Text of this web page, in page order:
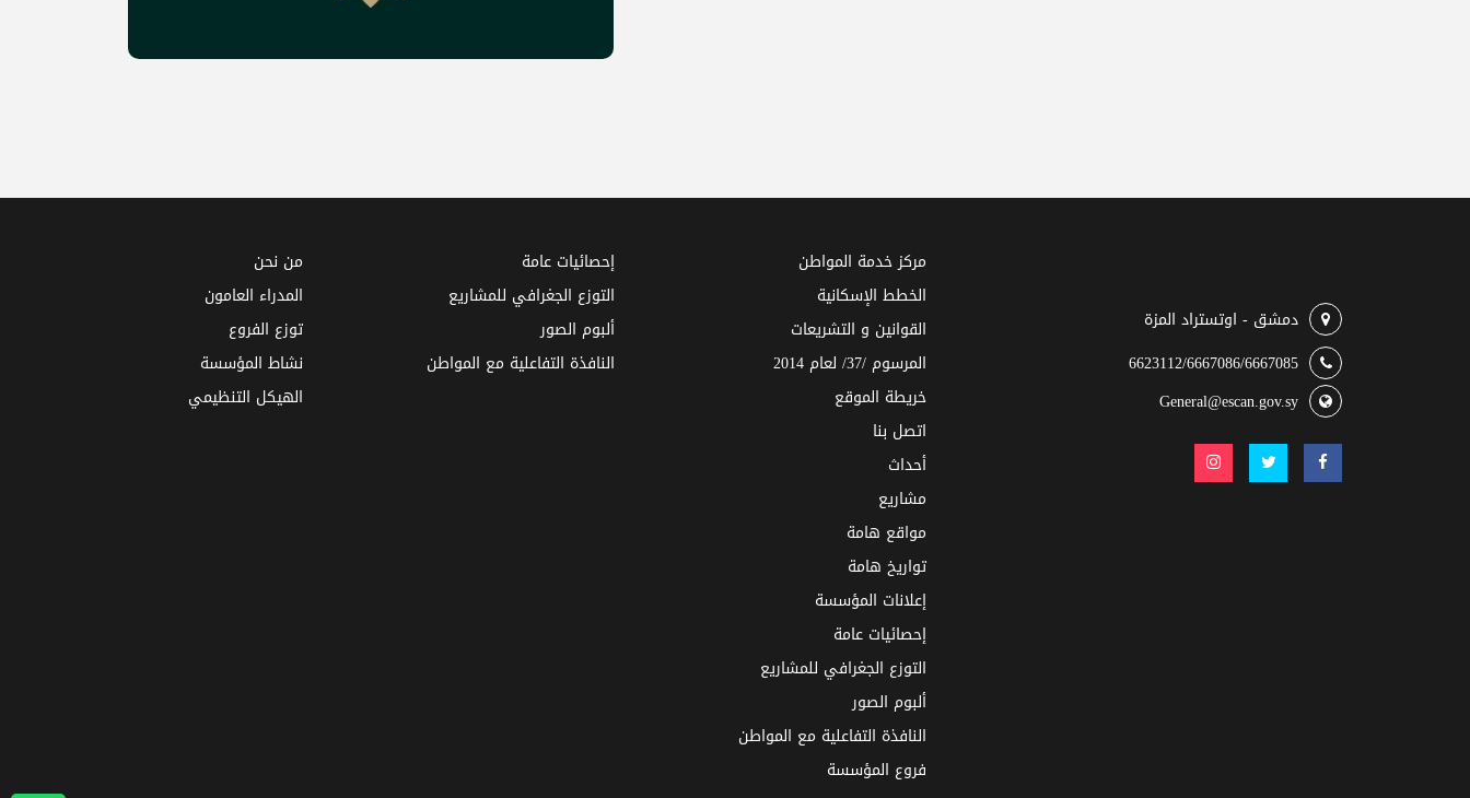
دمشق - اوتستراد المزة
6623112/6667086/6667085
General@escan.gov.sy
مركز خدمة المواطن
الخطط الإسكانية
القوانين و التشريعات
المرسوم /37/ لعام 2014
خريطة الموقع
اتصل بنا
أحداث
مشاريع
مواقع هامة
تواريخ هامة
إعلانات المؤسسة
إحصائيات عامة
التوزع الجغرافي للمشاريع
ألبوم الصور
النافذة التفاعلية مع المواطن
فروع المؤسسة
إحصائيات عامة
التوزع الجغرافي للمشاريع
ألبوم الصور
النافذة التفاعلية مع المواطن
من نحن
المدراء العامون
توزع الفروع
نشاط المؤسسة
الهيكل التنظيمي